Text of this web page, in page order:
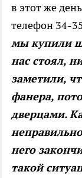
в этот же
телефон 34-
мы купили
нас стоял,
заметили,
фанера,
дверцами.
него
такой